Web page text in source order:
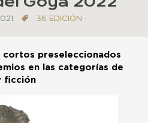
36 EDICIÓN ·
cortos preseleccionados
en las categorías de
ficción